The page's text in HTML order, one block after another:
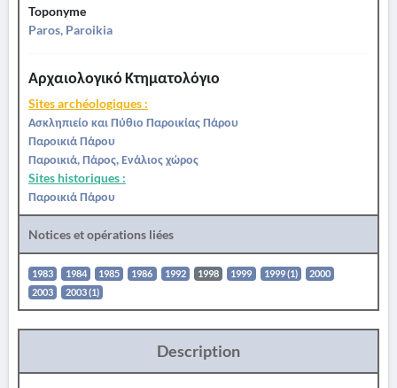
Toponyme
Paros, Paroikia
Αρχαιολογικό Κτηματολόγιο
Sites archéologiques :
Ασκληπιείο και Πύθιο Παροικίας Πάρου
Παροικιά Πάρου
Παροικιά, Πάρος, Ενάλιος χώρος
Sites historiques :
Παροικιά Πάρου
Notices et opérations liées
1983 1984 1985 1986 1992 1998 1999 1999 (1)
2000
2003
2003 (1)
Description